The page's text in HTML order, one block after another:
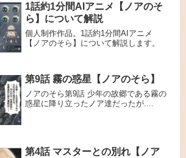
1話約1分間AIアニメ【ノアのそ
ら】について解説
個人制作作品。1話約1分間AIアニメ
【ノアのそら】について解説します。
第9話 霧の惑星【ノアのそら】
ノアのそら第9話 少年の故郷である霧の
惑星に降り立ったノア達だったが....
第4話 マスターとの別れ【ノア